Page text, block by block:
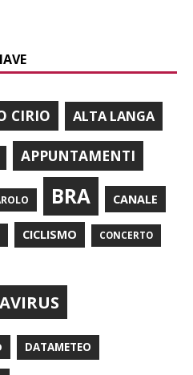
CIRIO ALTA LANGA
APPUNTAMENTI
BRA CANALE
CICLISMO CONCERTO
DATAMETEO